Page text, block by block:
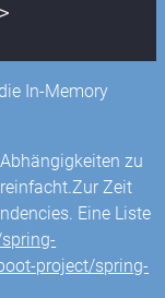
>
In-Memory
zu
Zeit
Eine Liste
project/spring-